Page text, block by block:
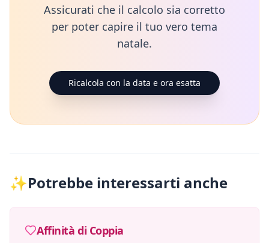
Assicurati che il calcolo sia corretto
per poter capire il tuo vero tema
natale.
Ricalcola con la data e ora esatta
✨Potrebbe interessarti anche
Affinità di Coppia